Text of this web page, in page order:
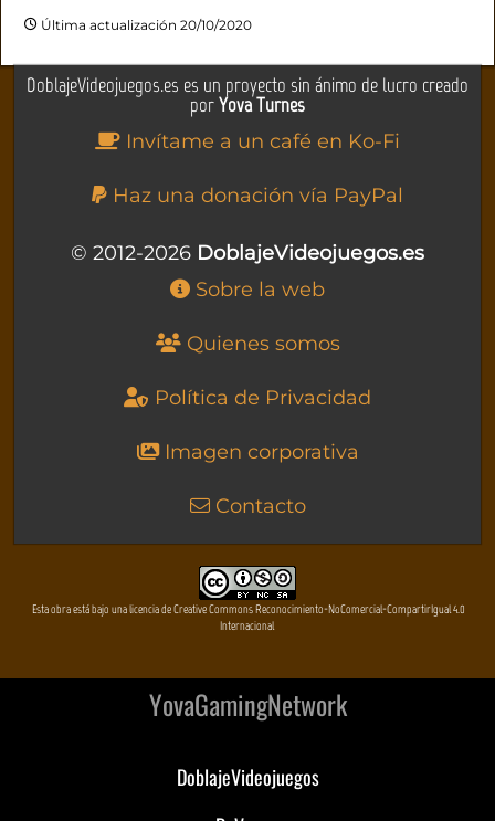
Última actualización 20/10/2020
DoblajeVideojuegos.es es un proyecto sin ánimo de lucro creado
porYova Turnes
Invítame a un café en Ko-Fi
Haz una donación vía PayPal
© 2012-2026 DoblajeVideojuegos.es
Sobre la web
Quienes somos
Política de Privacidad
Imagen corporativa
Contacto
Esta obra está bajo una licencia de Creative Commons Reconocimiento-NoComercial-CompartirIgual 4.0
Internacional
YovaGamingNetwork
DoblajeVideojuegos